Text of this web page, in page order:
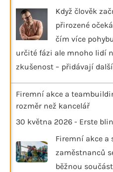
Když člověk
přirozené
čím více
určité fázi ale mnoho lidí
zkušenost – přidávají
Firemní akce a
rozměr než kancelář
30 května 2026 - Erste
Firemní akce a
zaměstnanců
běžnou